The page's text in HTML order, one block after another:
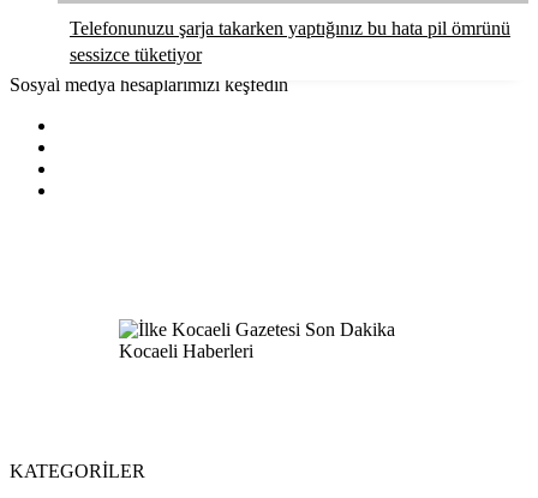
Telefonunuzu şarja takarken yaptığınız bu hata pil ömrünü
sessizce tüketiyor
Sosyal medya hesaplarımızı keşfedin
KATEGORİLER